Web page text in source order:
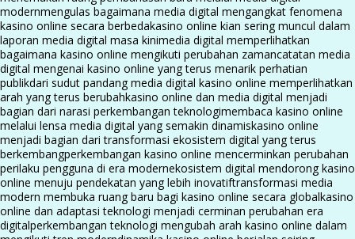
modernmengulas bagaimana media digital mengangkat fenomena
kasino online secara berbedakasino online kian sering muncul dalam
laporan media digital masa kinimedia digital memperlihatkan
bagaimana kasino online mengikuti perubahan zamancatatan media
digital mengenai kasino online yang terus menarik perhatian
publikdari sudut pandang media digital kasino online memperlihatkan
arah yang terus berubahkasino online dan media digital menjadi
bagian dari narasi perkembangan teknologimembaca kasino online
melalui lensa media digital yang semakin dinamiskasino online
menjadi bagian dari transformasi ekosistem digital yang terus
berkembangperkembangan kasino online mencerminkan perubahan
perilaku pengguna di era modernekosistem digital mendorong kasino
online menuju pendekatan yang lebih inovatiftransformasi media
modern membuka ruang baru bagi kasino online secara globalkasino
online dan adaptasi teknologi menjadi cerminan perubahan era
digitalperkembangan teknologi mengubah arah kasino online dalam